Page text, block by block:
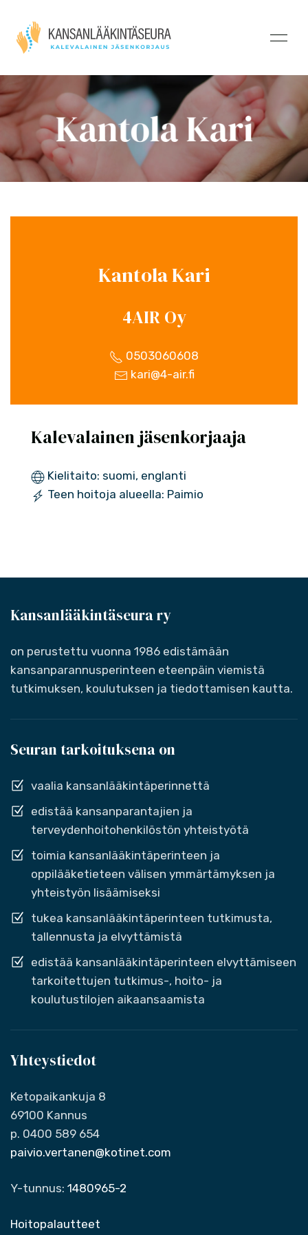
Kantola Kari
Kantola Kari
4AIR Oy
0503060608
kari@4-air.fi
Kalevalainen jäsenkorjaaja
Kielitaito: suomi, englanti
Teen hoitoja alueella: Paimio
Kansanlääkintäseura ry
on perustettu vuonna 1986 edistämään
kansanparannusperinteen eteenpäin viemistä
tutkimuksen, koulutuksen ja tiedottamisen kautta.
Seuran tarkoituksena on
vaalia kansanlääkintäperinnettä
edistää kansanparantajien ja
terveydenhoitohenkilöstön yhteistyötä
toimia kansanlääkintäperinteen ja
oppilääketieteen välisen ymmärtämyksen ja
yhteistyön lisäämiseksi
tukea kansanlääkintäperinteen tutkimusta,
tallennusta ja elvyttämistä
edistää kansanlääkintäperinteen elvyttämiseen
tarkoitettujen tutkimus-, hoito- ja
koulutustilojen aikaansaamista
Yhteystiedot
Ketopaikankuja 8
69100 Kannus
p. 0400 589 654
paivio.vertanen@kotinet.com
Y-tunnus: 1480965-2
Hoitopalautteet